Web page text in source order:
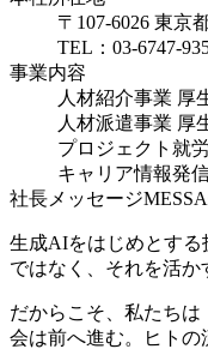
〒107-6026 東京
TEL：03-6747-
事業内容
人材紹介事業 厚
人材派遣事業 厚
プロジェクト就
キャリア情報発
社長メッセージ
生成AIをはじめとする
ではなく、それを活か
だからこそ、私たち
会は前へ進む。ヒトの